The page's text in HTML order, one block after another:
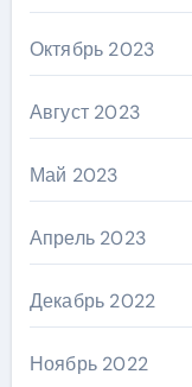
Октябрь 2023
Август 2023
Май 2023
Апрель 2023
Декабрь 2022
Ноябрь 2022